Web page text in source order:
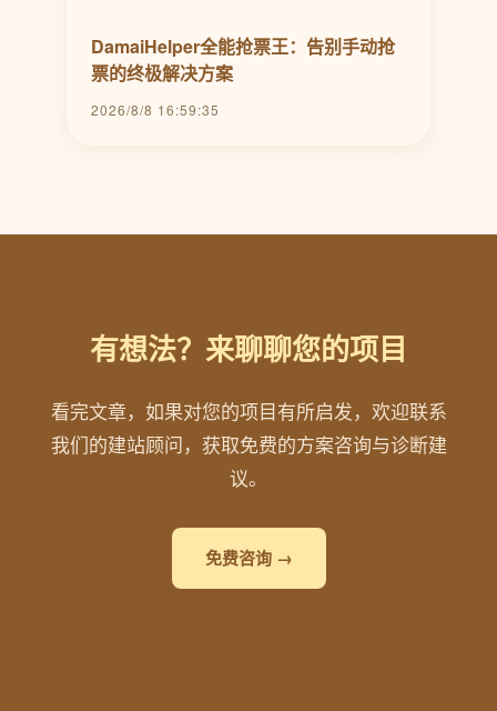
DamaiHelper全能抢票王：告别手动抢
票的终极解决方案
2026/8/8 16:59:35
有想法？来聊聊您的项目
看完文章，如果对您的项目有所启发，欢迎联系
我们的建站顾问，获取免费的方案咨询与诊断建
议。
免费咨询 →